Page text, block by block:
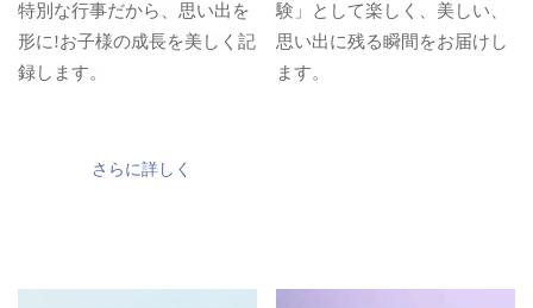
特別な行事だから、思い出を
形に!お子様の成長を美しく記
録します。
さらに詳しく
験」として楽しく、美しい、
思い出に残る瞬間をお届けし
ます。